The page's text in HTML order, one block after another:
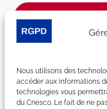
Nous utilisons des
accéder aux informations
technologies vous
du Cnesco. Le fait de ne
LinkedIn
YouTube
Facebook
Bluesky